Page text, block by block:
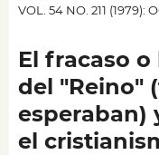
VOL. 54 NO. 211 (1979):
El fracaso
del "Reino"
esperaban)
el